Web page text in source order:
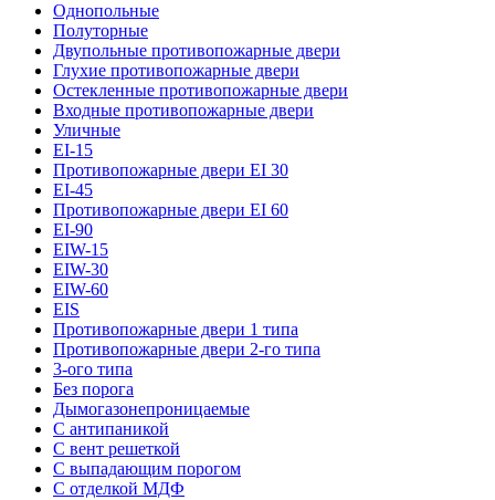
Однопольные
Полуторные
Двупольные противопожарные двери
Глухие противопожарные двери
Остекленные противопожарные двери
Входные противопожарные двери
Уличные
EI-15
Противопожарные двери EI 30
EI-45
Противопожарные двери EI 60
EI-90
EIW-15
EIW-30
EIW-60
EIS
Противопожарные двери 1 типа
Противопожарные двери 2-го типа
3-ого типа
Без порога
Дымогазонепроницаемые
С антипаникой
С вент решеткой
С выпадающим порогом
С отделкой МДФ